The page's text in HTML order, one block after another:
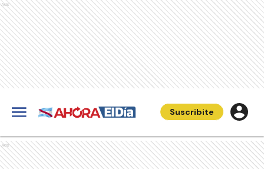
Ads
Suscribite
Ads